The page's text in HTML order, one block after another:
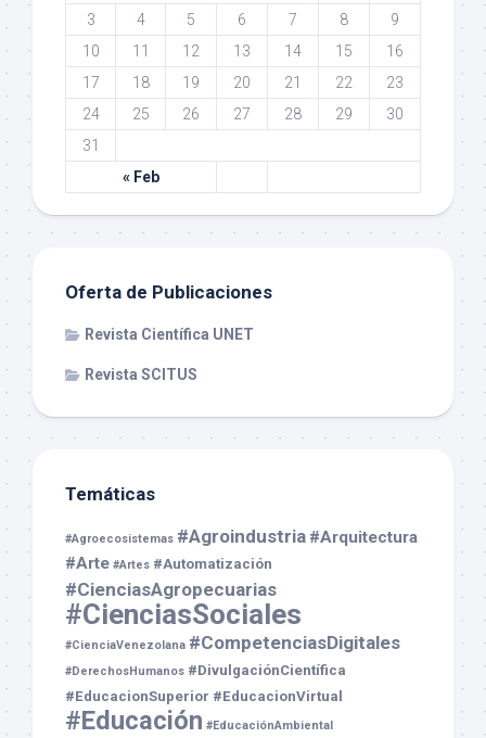
« Feb
3
4 5 6 7 8
9
10
11 12 13 14 15
16
17
18 19 20 21 22
23
24
25 26 27 28 29
30
31
Oferta de Publicaciones
Revista Científica UNET
Revista SCITUS
Temáticas
#Agroecosistemas #Agroindustria #Arquitectura
#Arte #Artes #Automatización
#CienciasAgropecuarias
#CienciasSociales
#CienciaVenezolana #CompetenciasDigitales
#DerechosHumanos #DivulgaciónCientífica
#EducacionSuperior #EducacionVirtual
#Educación #EducaciónAmbiental